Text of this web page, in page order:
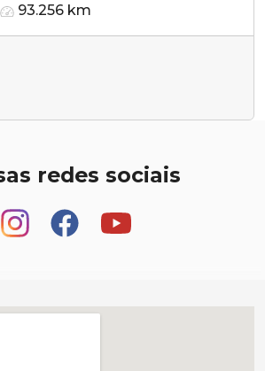
93.256 km
redes sociais